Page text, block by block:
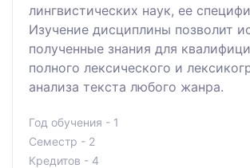
лингвистических наук, ее
Изучение дисциплины позволит
полученные знания для
полного лексического и
анализа текста любого жанра.
Год обучения - 1
Семестр - 2
Кредитов - 4